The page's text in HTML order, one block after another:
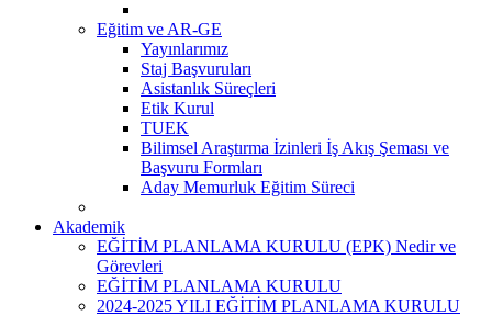
Eğitim ve AR-GE
Yayınlarımız
Staj Başvuruları
Asistanlık Süreçleri
Etik Kurul
TUEK
Bilimsel Araştırma İzinleri İş Akış Şeması ve
Başvuru Formları
Aday Memurluk Eğitim Süreci
Akademik
EĞİTİM PLANLAMA KURULU (EPK) Nedir ve
Görevleri
EĞİTİM PLANLAMA KURULU
2024-2025 YILI EĞİTİM PLANLAMA KURULU